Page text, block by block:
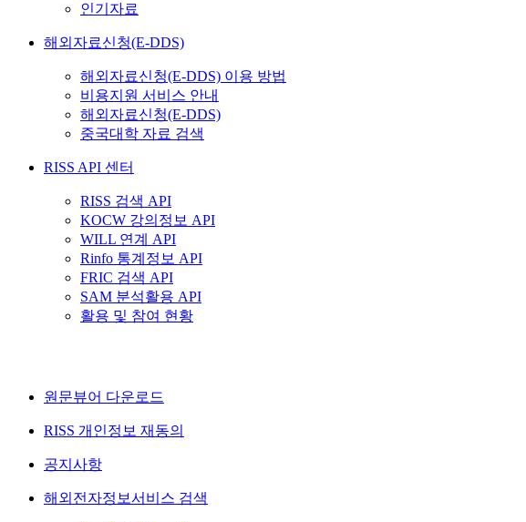
인기자료
해외자료신청(E-DDS)
해외자료신청(E-DDS) 이용 방법
비용지원 서비스 안내
해외자료신청(E-DDS)
중국대학 자료 검색
RISS API 센터
RISS 검색 API
KOCW 강의정보 API
WILL 연계 API
Rinfo 통계정보 API
FRIC 검색 API
SAM 분석활용 API
활용 및 참여 현황
원문뷰어 다운로드
RISS 개인정보 재동의
공지사항
해외전자정보서비스 검색